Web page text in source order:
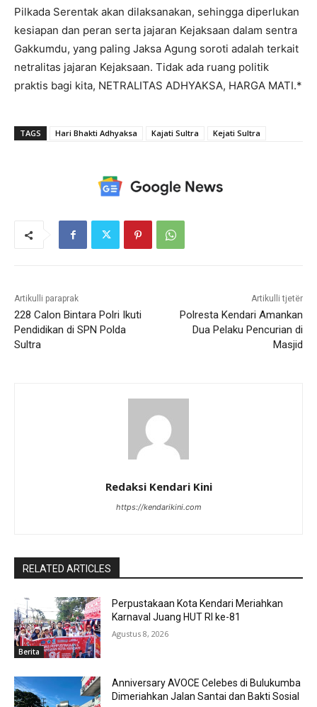
Pilkada Serentak akan dilaksanakan, sehingga diperlukan
kesiapan dan peran serta jajaran Kejaksaan dalam sentra
Gakkumdu, yang paling Jaksa Agung soroti adalah terkait
netralitas jajaran Kejaksaan. Tidak ada ruang politik
praktis bagi kita, NETRALITAS ADHYAKSA, HARGA MATI.*
TAGS Hari Bhakti Adhyaksa Kajati Sultra Kejati Sultra
Artikulli paraprak
228 Calon Bintara Polri Ikuti
Pendidikan di SPN Polda
Sultra
Artikulli tjetër
Polresta Kendari Amankan
Dua Pelaku Pencurian di
Masjid
Redaksi Kendari Kini
https://kendarikini.com
RELATED ARTICLES
Berita
Perpustakaan Kota Kendari Meriahkan
Karnaval Juang HUT RI ke-81
Agustus 8, 2026
Anniversary AVOCE Celebes di Bulukumba
Dimeriahkan Jalan Santai dan Bakti Sosial